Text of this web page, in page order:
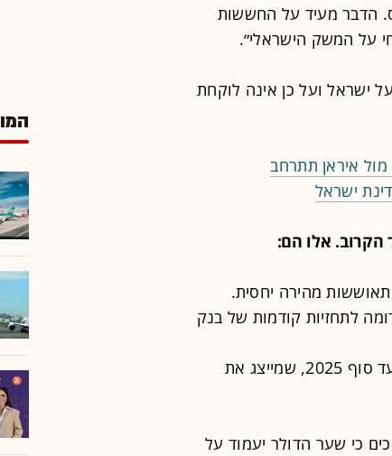
הדבר מעיד על החששות
על המשק הישראלי״.
ישראל ועל כן אינה לוקחת
איראן תתרחב
ישראל
מהירה יחסית.
לתחזיות קודמות של בנק
● הרחבת המלחמה לחזית הלבנון, עם המשך הלחימה עד סוף 2025, שמייצג את
כי שער הדולר יעמוד על